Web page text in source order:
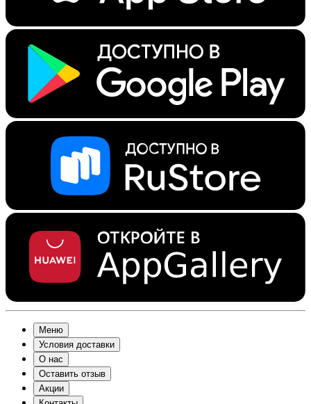
Меню
Условия доставки
О нас
Оставить отзыв
Акции